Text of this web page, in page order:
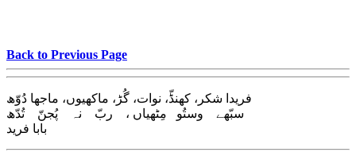
Back to Previous Page
فریدا شکر، کھنڈّ، نوات، گُڑ، ماکھیوں، ماجھا دُوّھ
سبّھے وستُو مِٹھیاں ، ربّ نہ پُجنّ تُدّھ
بابا فرید